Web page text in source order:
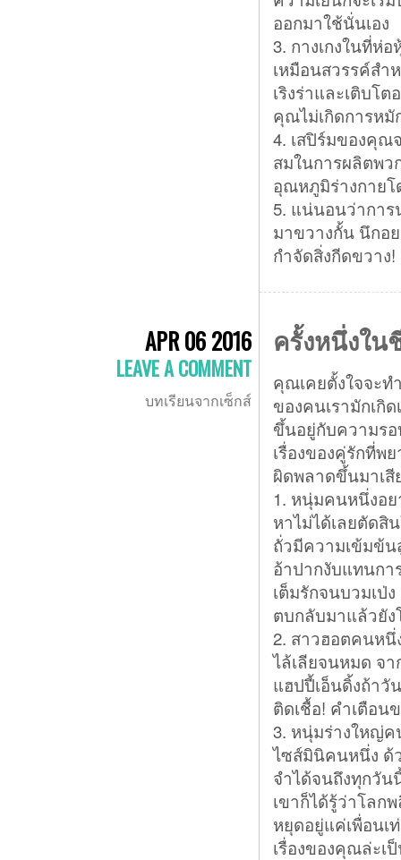
ออกมาใช้นั่นเอง
3. กางเกงในที่ห่
เหมือนสวรรค์สำ
เริงร่าและเติบโ
คุณไม่เกิดการห
4. เสปิร์มของคุณ
สมในการผลิตพว
อุณหภูมิร่างกายโ
5. แน่นอนว่ากา
มาขวางกั้น นึกอ
กำจัดสิ่งกีดขวาง!
APR 06 2016
LEAVE A COMMENT
บทเรียนจากเซ็กส์
ครั้งหนึ่งใน
คุณเคยตั้งใจจะ
ของคนเรามักเกิ
ขึ้นอยู่กับความรอ
เรื่องของคู่รักที่พ
ผิดพลาดขึ้นมาเสี
1. หนุ่มคนหนึ่งอ
หาไม่ได้เลยตัดสิ
ถั่วมีความเข้มข้น
อ้าปากงับแทนกา
เต็มรักจนบวมเป่
ตบกลับมาแล้วยั
2. สาวฮอตคนหนึ่
ไล้เลียจนหมด จ
แฮปปี้เอ็นดิ้งถ้าวั
ติดเชื้อ! คำเตือน
3. หนุ่มร่างใหญ่ค
ไซส์มินิคนหนึ่ง ด้
จำได้จนถึงทุกวัน
เขาก็ได้รู้ว่าโลก
หยุดอยู่แค่เพื่อนเ
เรื่องของคุณล่ะเ